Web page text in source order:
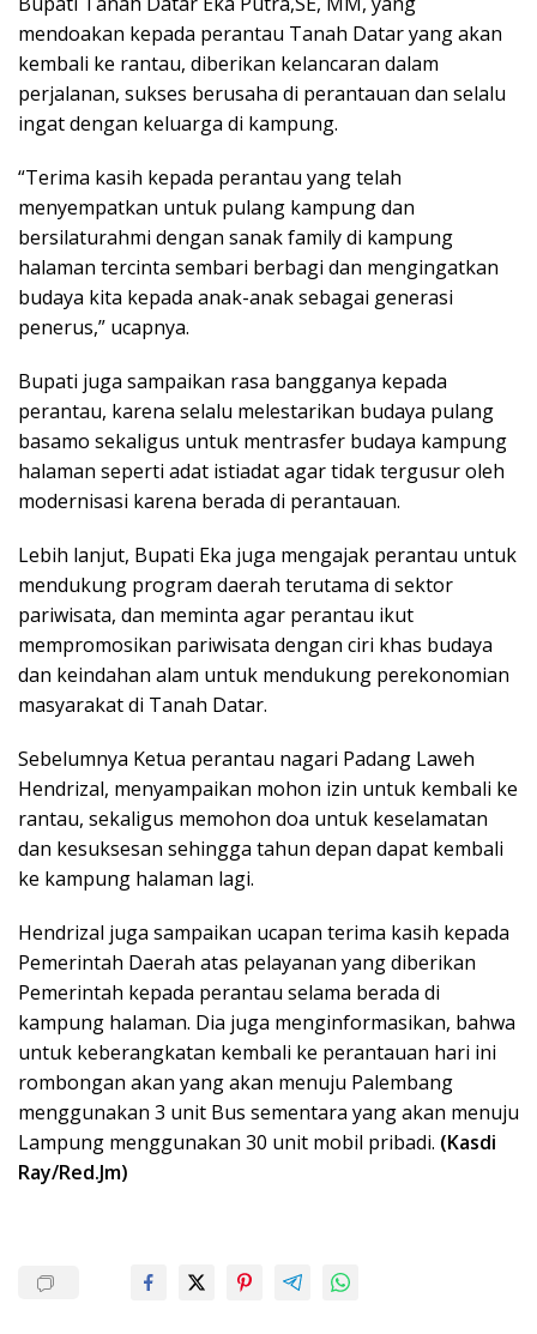
mendoakan kepada perantau Tanah Datar yang akan
kembali ke rantau, diberikan kelancaran dalam
perjalanan, sukses berusaha di perantauan dan selalu
ingat dengan keluarga di kampung.
“Terima kasih kepada perantau yang telah
menyempatkan untuk pulang kampung dan
bersilaturahmi dengan sanak family di kampung
halaman tercinta sembari berbagi dan mengingatkan
budaya kita kepada anak-anak sebagai generasi
penerus,” ucapnya.
Bupati juga sampaikan rasa bangganya kepada
perantau, karena selalu melestarikan budaya pulang
basamo sekaligus untuk mentrasfer budaya kampung
halaman seperti adat istiadat agar tidak tergusur oleh
modernisasi karena berada di perantauan.
Lebih lanjut, Bupati Eka juga mengajak perantau untuk
mendukung program daerah terutama di sektor
pariwisata, dan meminta agar perantau ikut
mempromosikan pariwisata dengan ciri khas budaya
dan keindahan alam untuk mendukung perekonomian
masyarakat di Tanah Datar.
Sebelumnya Ketua perantau nagari Padang Laweh
Hendrizal, menyampaikan mohon izin untuk kembali ke
rantau, sekaligus memohon doa untuk keselamatan
dan kesuksesan sehingga tahun depan dapat kembali
ke kampung halaman lagi.
Hendrizal juga sampaikan ucapan terima kasih kepada
Pemerintah Daerah atas pelayanan yang diberikan
Pemerintah kepada perantau selama berada di
kampung halaman. Dia juga menginformasikan, bahwa
untuk keberangkatan kembali ke perantauan hari ini
rombongan akan yang akan menuju Palembang
menggunakan 3 unit Bus sementara yang akan menuju
Lampung menggunakan 30 unit mobil pribadi. (Kasdi
Ray/Red.Jm)